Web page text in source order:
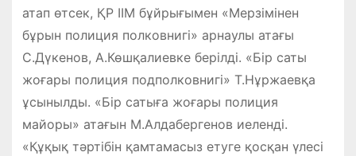
атап өтсек, ҚР ІІМ бұйрығымен «Мерзімінен
бұрын полиция полковнигі» арнаулы атағы
С.Дүкенов, А.Көшқалиевке берілді. «Бір саты
жоғары полиция подполковнигі» Т.Нұржаевқа
ұсынылды. «Бір сатыға жоғары полиция
майоры» атағын М.Алдабергенов иеленді.
«Құқық тәртібін қамтамасыз етуге қосқан үлесі